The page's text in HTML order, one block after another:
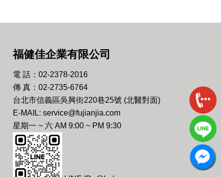
福健佳企業有限公司
電 話：02-2378-2016
傳 真：02-2735-6764
台北市信義區吳興街220巷25號 (北醫對面)
E-MAIL: service@fujianjia.com
星期一 ~ 六 AM 9:00 ~ PM 9:30